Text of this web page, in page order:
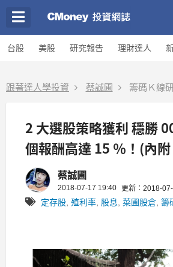
台股 美股 研究報告 理財達人
跟著達人學投資 蔡誠圃 籌碼Ｋ線
2 大選股策略獲利 穩勝
個報酬高達 15 ％！(內
蔡誠圃
2018-07-17 19:40 更新：2018-
定存股 殖利率 股息 菜圃股倉 籌碼